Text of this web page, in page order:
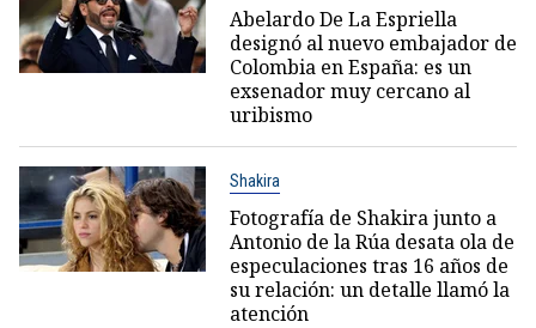
Abelardo De La Espriella
designó al nuevo embajador de
Colombia en España: es un
exsenador muy cercano al
uribismo
Shakira
Fotografía de Shakira junto a
Antonio de la Rúa desata ola de
especulaciones tras 16 años de
su relación: un detalle llamó la
atención